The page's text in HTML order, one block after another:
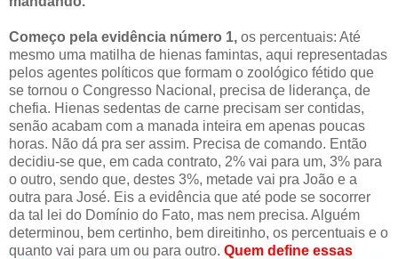
Começo pela evidência número 1, os percentuais: Até
mesmo uma matilha de hienas famintas, aqui representadas
pelos agentes políticos que formam o zoológico fétido que
se tornou o Congresso Nacional, precisa de liderança, de
chefia. Hienas sedentas de carne precisam ser contidas,
senão acabam com a manada inteira em apenas poucas
horas. Não dá pra ser assim. Precisa de comando. Então
decidiu-se que, em cada contrato, 2% vai para um, 3% para
o outro, sendo que, destes 3%, metade vai pra João e a
outra para José. Eis a evidência que até pode se socorrer
da tal lei do Domínio do Fato, mas nem precisa. Alguém
determinou, bem certinho, bem direitinho, os percentuais e o
quanto vai para um ou para outro. Quem define essas